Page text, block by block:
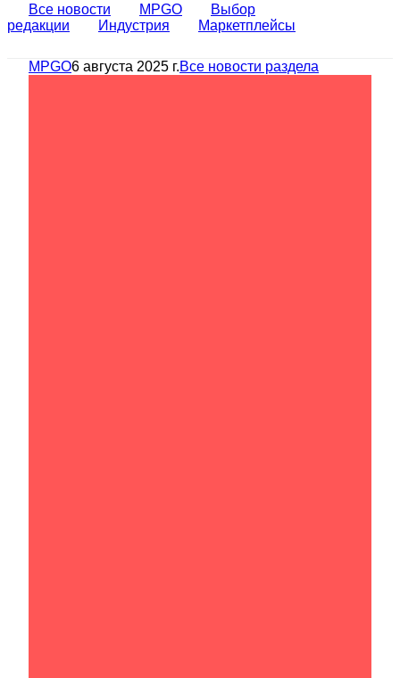
Все новости MPGO
Выбор
редакции
Индустрия Маркетплейсы
MPGO6 августа 2025 г.Все новости раздела